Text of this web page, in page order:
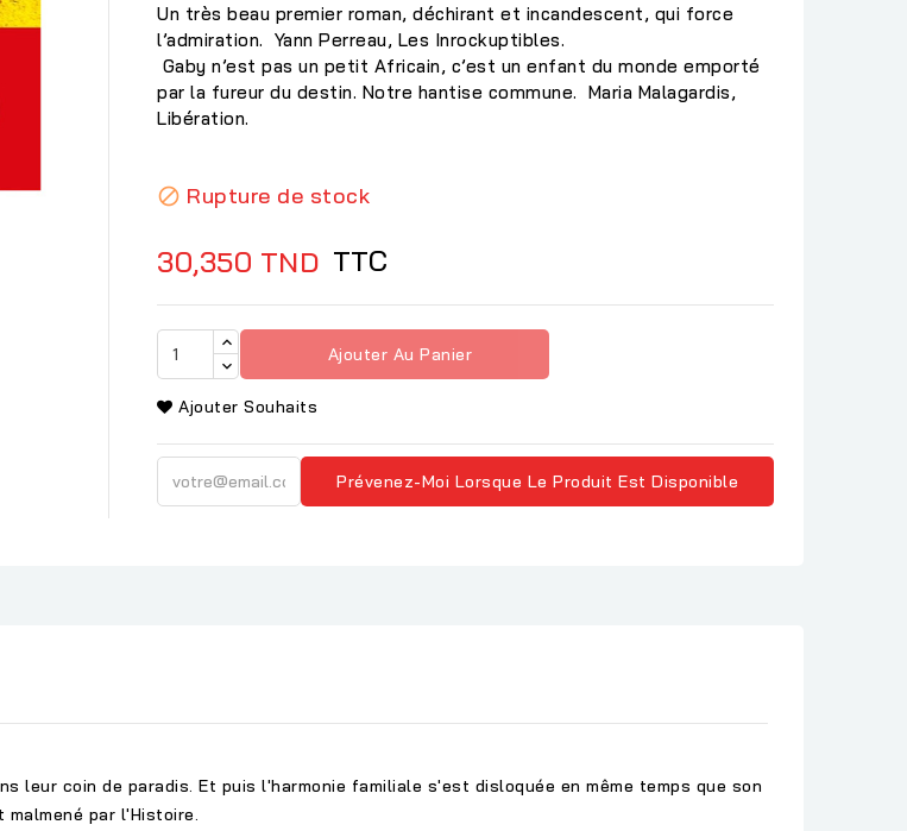

Un très beau premier roman, déchirant et incandescent, qui force
l’admiration. Yann Perreau, Les Inrockuptibles.
Gaby n’est pas un petit Africain, c’est un enfant du monde emporté
par la fureur du destin. Notre hantise commune. Maria Malagardis,
Libération.
 Rupture de stock
30,350 TND TTC
Ajouter Au Panier
Ajouter Souhaits
Prévenez-Moi Lorsque Le Produit Est Disponible
leur coin de paradis. Et puis l'harmonie familiale s'est disloquée en même temps que son
par l'Histoire.